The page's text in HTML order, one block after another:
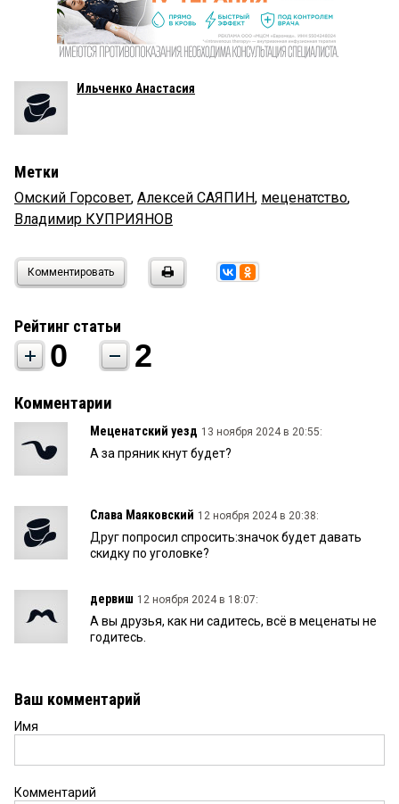
Ильченко Анастасия
Метки
Омский Горсовет, Алексей САЯПИН, меценатство,
Владимир КУПРИЯНОВ
Комментировать
Рейтинг статьи
0 2
Комментарии
Меценатский уезд 13 ноября 2024 в 20:55:
А за пряник кнут будет?
Слава Маяковский 12 ноября 2024 в 20:38:
Друг попросил спросить:значок будет давать
скидку по уголовке?
дервиш 12 ноября 2024 в 18:07:
А вы друзья, как ни садитесь, всё в меценаты не
годитесь.
Ваш комментарий
Имя
Комментарий